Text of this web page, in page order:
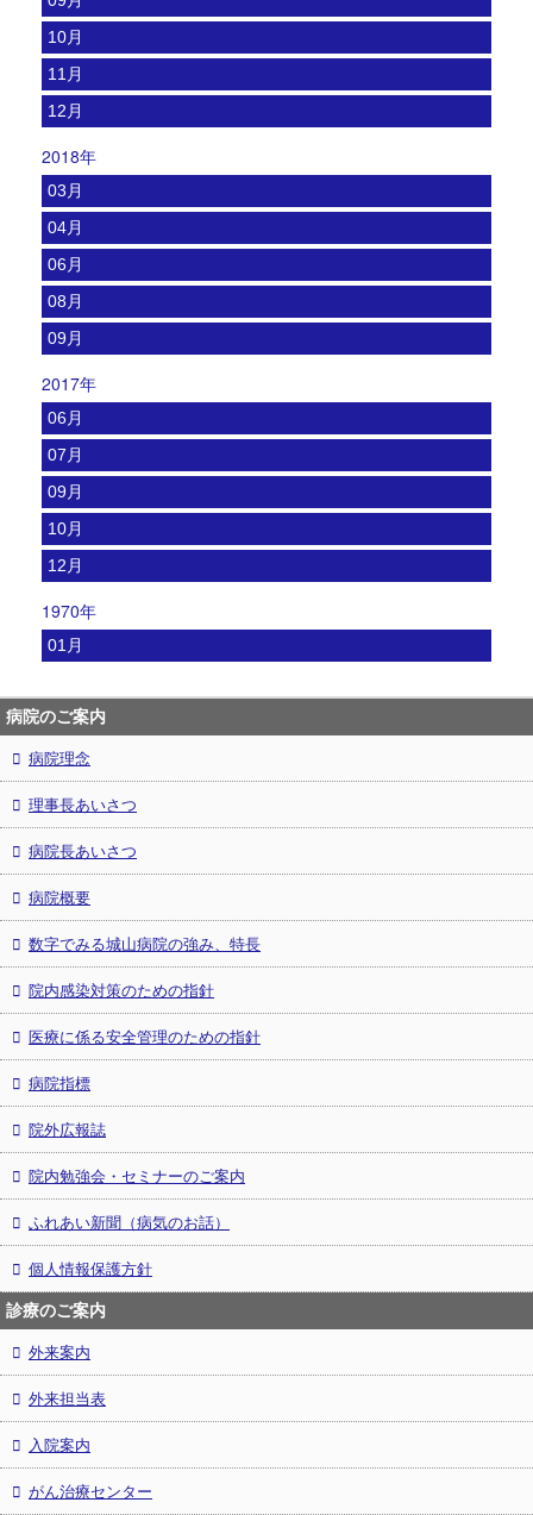
10月
11月
12月
2018年
03月
04月
06月
08月
09月
2017年
06月
07月
09月
10月
12月
1970年
01月
病院のご案内
病院理念
理事長あいさつ
病院長あいさつ
病院概要
数字でみる城山病院の強み、特長
院内感染対策のための指針
医療に係る安全管理のための指針
病院指標
院外広報誌
院内勉強会・セミナーのご案内
ふれあい新聞（病気のお話）
個人情報保護方針
診療のご案内
外来案内
外来担当表
入院案内
がん治療センター